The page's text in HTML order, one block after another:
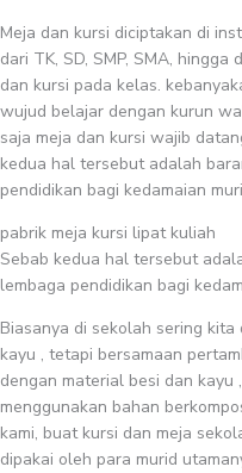
Meja dan kursi diciptakan di
dari TK, SD, SMP, SMA,
dan kursi pada kelas.
wujud belajar dengan kurun
saja meja dan kursi wajib
kedua hal tersebut adalah
pendidikan bagi kedamaian
pabrik meja kursi lipat kuliah
Sebab kedua hal tersebut
lembaga pendidikan bagi
Biasanya di sekolah sering
kayu , tetapi bersamaan
dengan material besi dan
menggunakan bahan
kami, buat kursi dan meja
dipakai oleh para murid